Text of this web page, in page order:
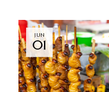
JUN
01